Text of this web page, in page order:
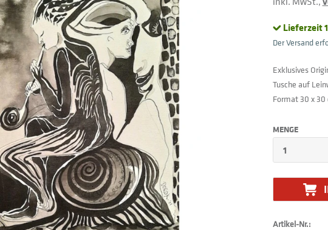
Lieferzeit
Der Versand
Exklusives
Tusche auf
Format 30 x 30
MENGE
Artikel-Nr.: